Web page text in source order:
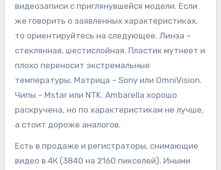
видеозаписи с приглянувшейся модели. Если
же говорить о заявленных характеристиках,
то ориентируйтесь на следующее. Линза –
стеклянная, шестислойная. Пластик мутнеет и
плохо переносит экстремальные
температуры. Матрица – Sony или OmniVision.
Чипы – Mstar или NTK. Ambarella хорошо
раскручена, но по характеристикам не лучше,
а стоит дороже аналогов.
Есть в продаже и регистраторы, снимающие
видео в 4К (3840 на 2160 пикселей). Иными